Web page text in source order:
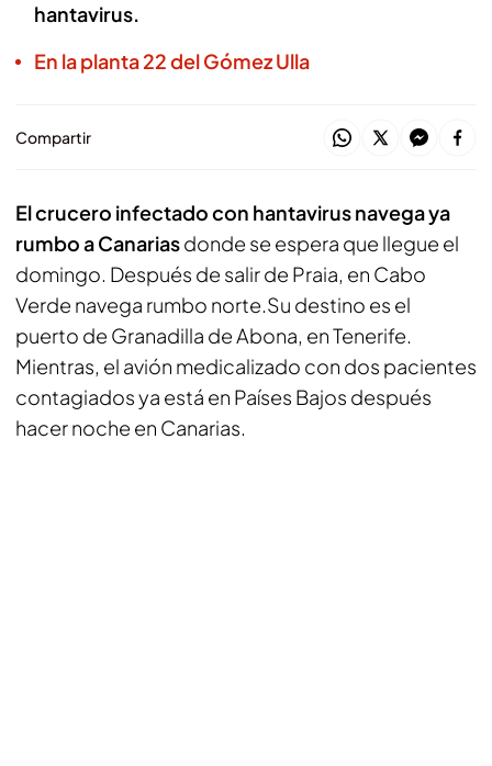
hantavirus.
En la planta 22 del Gómez Ulla
Compartir
El crucero infectado con hantavirus navega ya
rumbo a Canariasdonde se espera que llegue el
domingo. Después de salir de Praia, en Cabo
Verde navega rumbo norte.Su destino es el
puerto de Granadilla de Abona, en Tenerife.
Mientras, el avión medicalizado con dos pacientes
contagiados ya está en Países Bajos después
hacer noche en Canarias.